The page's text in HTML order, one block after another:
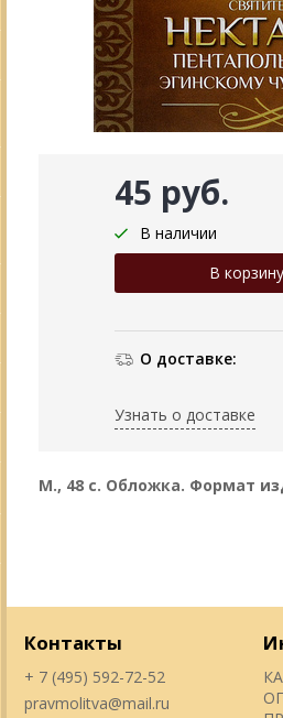
45 руб.
В наличии
О доставке:
Узнать о доставке
М., 48 с. Обложка. Формат
Контакты
+ 7 (495) 592-72-52
pravmolitva@mail.ru